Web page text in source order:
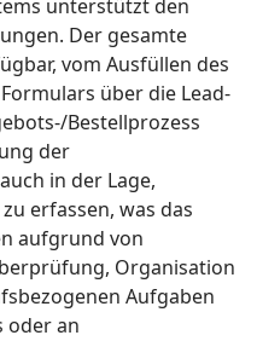
unterstützt den
Der gesamte
vom Ausfüllen des
über die Lead-
Bestellprozess
der
in der Lage,
erfassen, was das
aufgrund von
Organisation
Aufgaben
oder an